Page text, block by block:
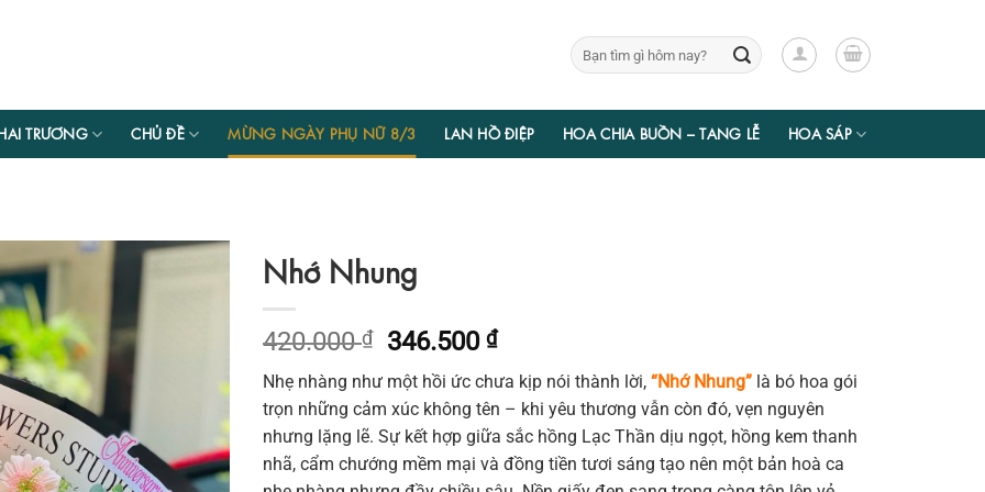
Tìm
kiếm:
TRƯƠNG CHỦ ĐỀ MỪNG NGÀY PHỤ NỮ 8/3 LAN HỒ ĐIỆP HOA CHIA BUỒN – TANG LỄ HOA SÁP
Nhớ Nhung
420.000₫
Giá
gốc
là:
420.000 ₫.
346.500₫Giá
hiện
tại
là:
346.500 ₫.
Nhẹ nhàng như một hồi ức chưa kịp nói thành lời, “Nhớ Nhung” là bó hoa gói
trọn những cảm xúc không tên – khi yêu thương vẫn còn đó, vẹn nguyên
nhưng lặng lẽ. Sự kết hợp giữa sắc hồng Lạc Thần dịu ngọt, hồng kem thanh
nhã, cẩm chướng mềm mại và đồng tiền tươi sáng tạo nên một bản hoà ca